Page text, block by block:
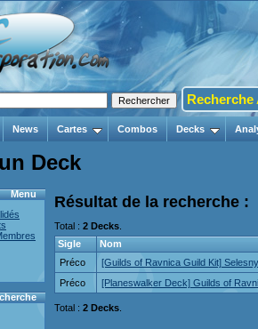
Recherche
News Cartes Combos Decks
Deck
Menu
Résultat de la recherche :
Total : 2 Decks
Sigle
Nom
Préco
[Guilds of Ravnica Guild Kit]
Préco
[Planeswalker Deck] Guilds of
Total : 2 Decks